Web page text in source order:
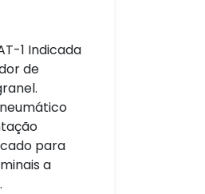
1 Indicada
de
para
a